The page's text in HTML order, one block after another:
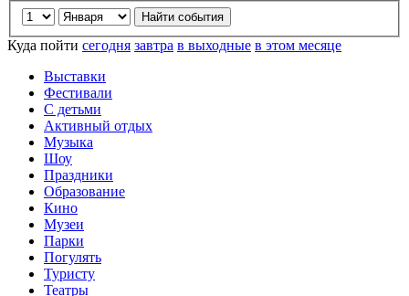
Куда пойти сегодня завтра в выходные в этом месяце
Выставки
Фестивали
С детьми
Активный отдых
Музыка
Шоу
Праздники
Образование
Кино
Музеи
Парки
Погулять
Туристу
Театры